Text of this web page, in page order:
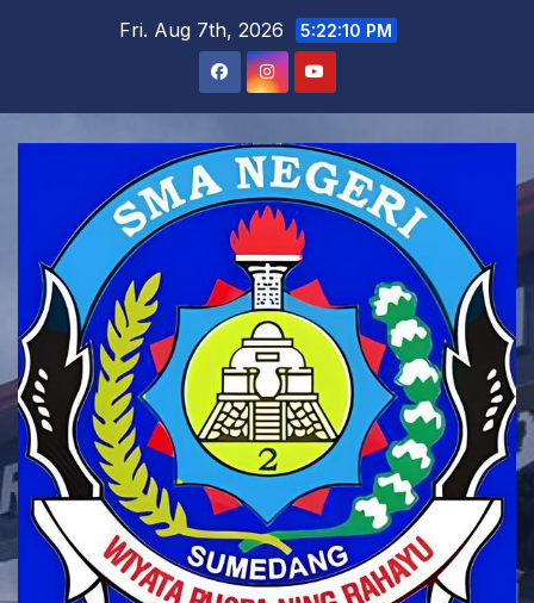
Fri. Aug 7th, 2026 5:22:11 PM